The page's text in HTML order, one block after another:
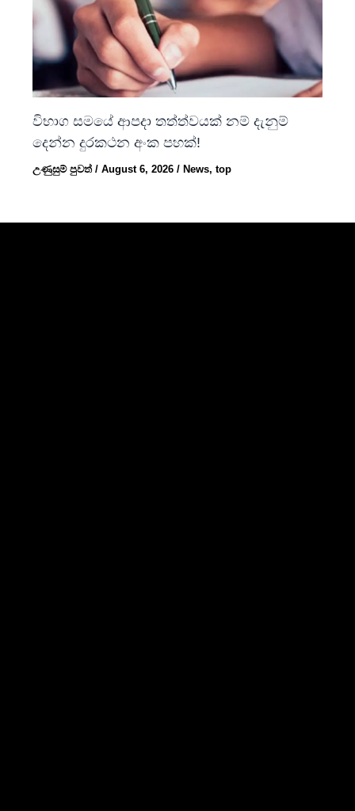
විභාග සමයේ ආපදා තත්ත්වයක් නම් දැනුම්
දෙන්න දුරකථන අංක පහක්!
උණුසුම් පුවත්/August 6, 2026/ News,top